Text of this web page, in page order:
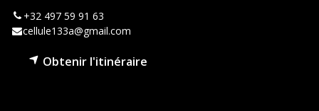
+32 497 59 91 63
cellule133a@gmail.com
Obtenir l'itinéraire